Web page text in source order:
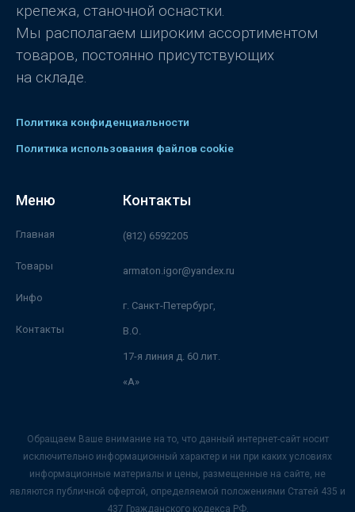
крепежа, станочной оснастки.
Мы располагаем широким ассортиментом
товаров, постоянно присутствующих
на складе.
Политика конфиденциальности
Политика использования файлов cookie
Меню
Главная
Товары
Инфо
Контакты
Контакты
(812) 6592205
armaton.igor@yandex.ru
г. Санкт-Петербург,
В.О.
17-я линия д. 60 лит.
«А»
Обращаем Ваше внимание на то, что данный интернет-сайт носит
исключительно информационный характер и ни при каких условиях
информационные материалы и цены, размещенные на сайте, не
являются публичной офертой, определяемой положениями Статей 435 и
437 Гражданского кодекса РФ.